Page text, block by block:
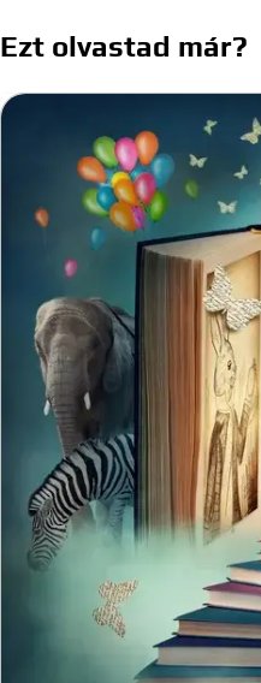
Ezt olvastad már?